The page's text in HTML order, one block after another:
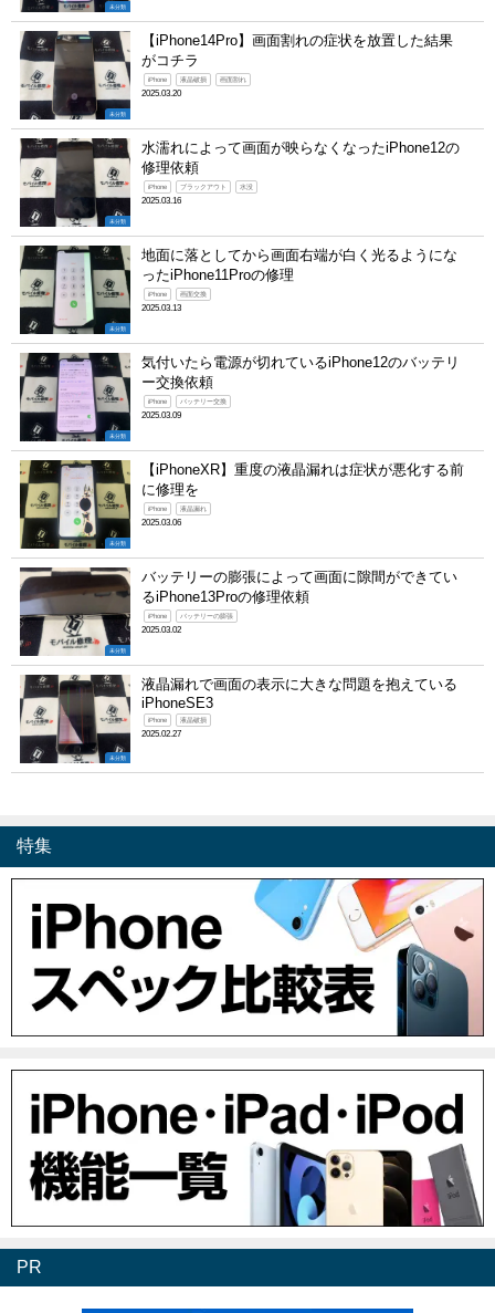
未分類
未分類
【iPhone14Pro】画面割れの症状を放置した結果
がコチラ
iPhone 液晶破損 画面割れ
2025.03.20
未分類
水濡れによって画面が映らなくなったiPhone12の
修理依頼
iPhone ブラックアウト 水没
2025.03.16
未分類
地面に落としてから画面右端が白く光るようにな
ったiPhone11Proの修理
iPhone 画面交換
2025.03.13
未分類
気付いたら電源が切れているiPhone12のバッテリ
ー交換依頼
iPhone バッテリー交換
2025.03.09
未分類
【iPhoneXR】重度の液晶漏れは症状が悪化する前
に修理を
iPhone 液晶漏れ
2025.03.06
未分類
バッテリーの膨張によって画面に隙間ができてい
るiPhone13Proの修理依頼
iPhone バッテリーの膨張
2025.03.02
未分類
液晶漏れで画面の表示に大きな問題を抱えている
iPhoneSE3
iPhone 液晶破損
2025.02.27
特集
PR